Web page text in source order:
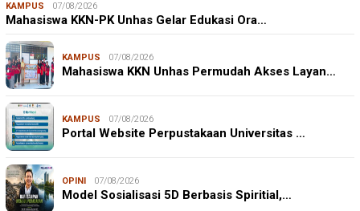
KAMPUS 07/08/2026
Mahasiswa KKN-PK Unhas Gelar Edukasi Ora…
KAMPUS 07/08/2026
Mahasiswa KKN Unhas Permudah Akses Layan…
KAMPUS 07/08/2026
Portal Website Perpustakaan Universitas …
OPINI 07/08/2026
Model Sosialisasi 5D Berbasis Spiritial,…